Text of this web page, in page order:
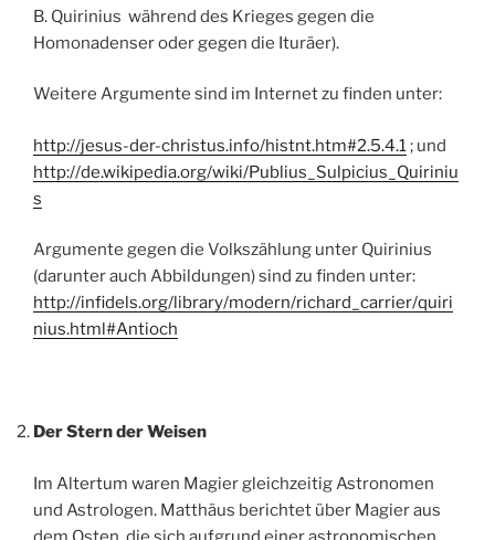
B. Quirinius während des Krieges gegen die
Homonadenser oder gegen die Ituräer).
Weitere Argumente sind im Internet zu finden unter:
http://jesus-der-christus.info/histnt.htm#2.5.4.1 ; und
http://de.wikipedia.org/wiki/Publius_Sulpicius_Quiriniu
s
Argumente gegen die Volkszählung unter Quirinius
(darunter auch Abbildungen) sind zu finden unter:
http://infidels.org/library/modern/richard_carrier/quiri
nius.html#Antioch
Der Stern der Weisen
Im Altertum waren Magier gleichzeitig Astronomen
und Astrologen. Matthäus berichtet über Magier aus